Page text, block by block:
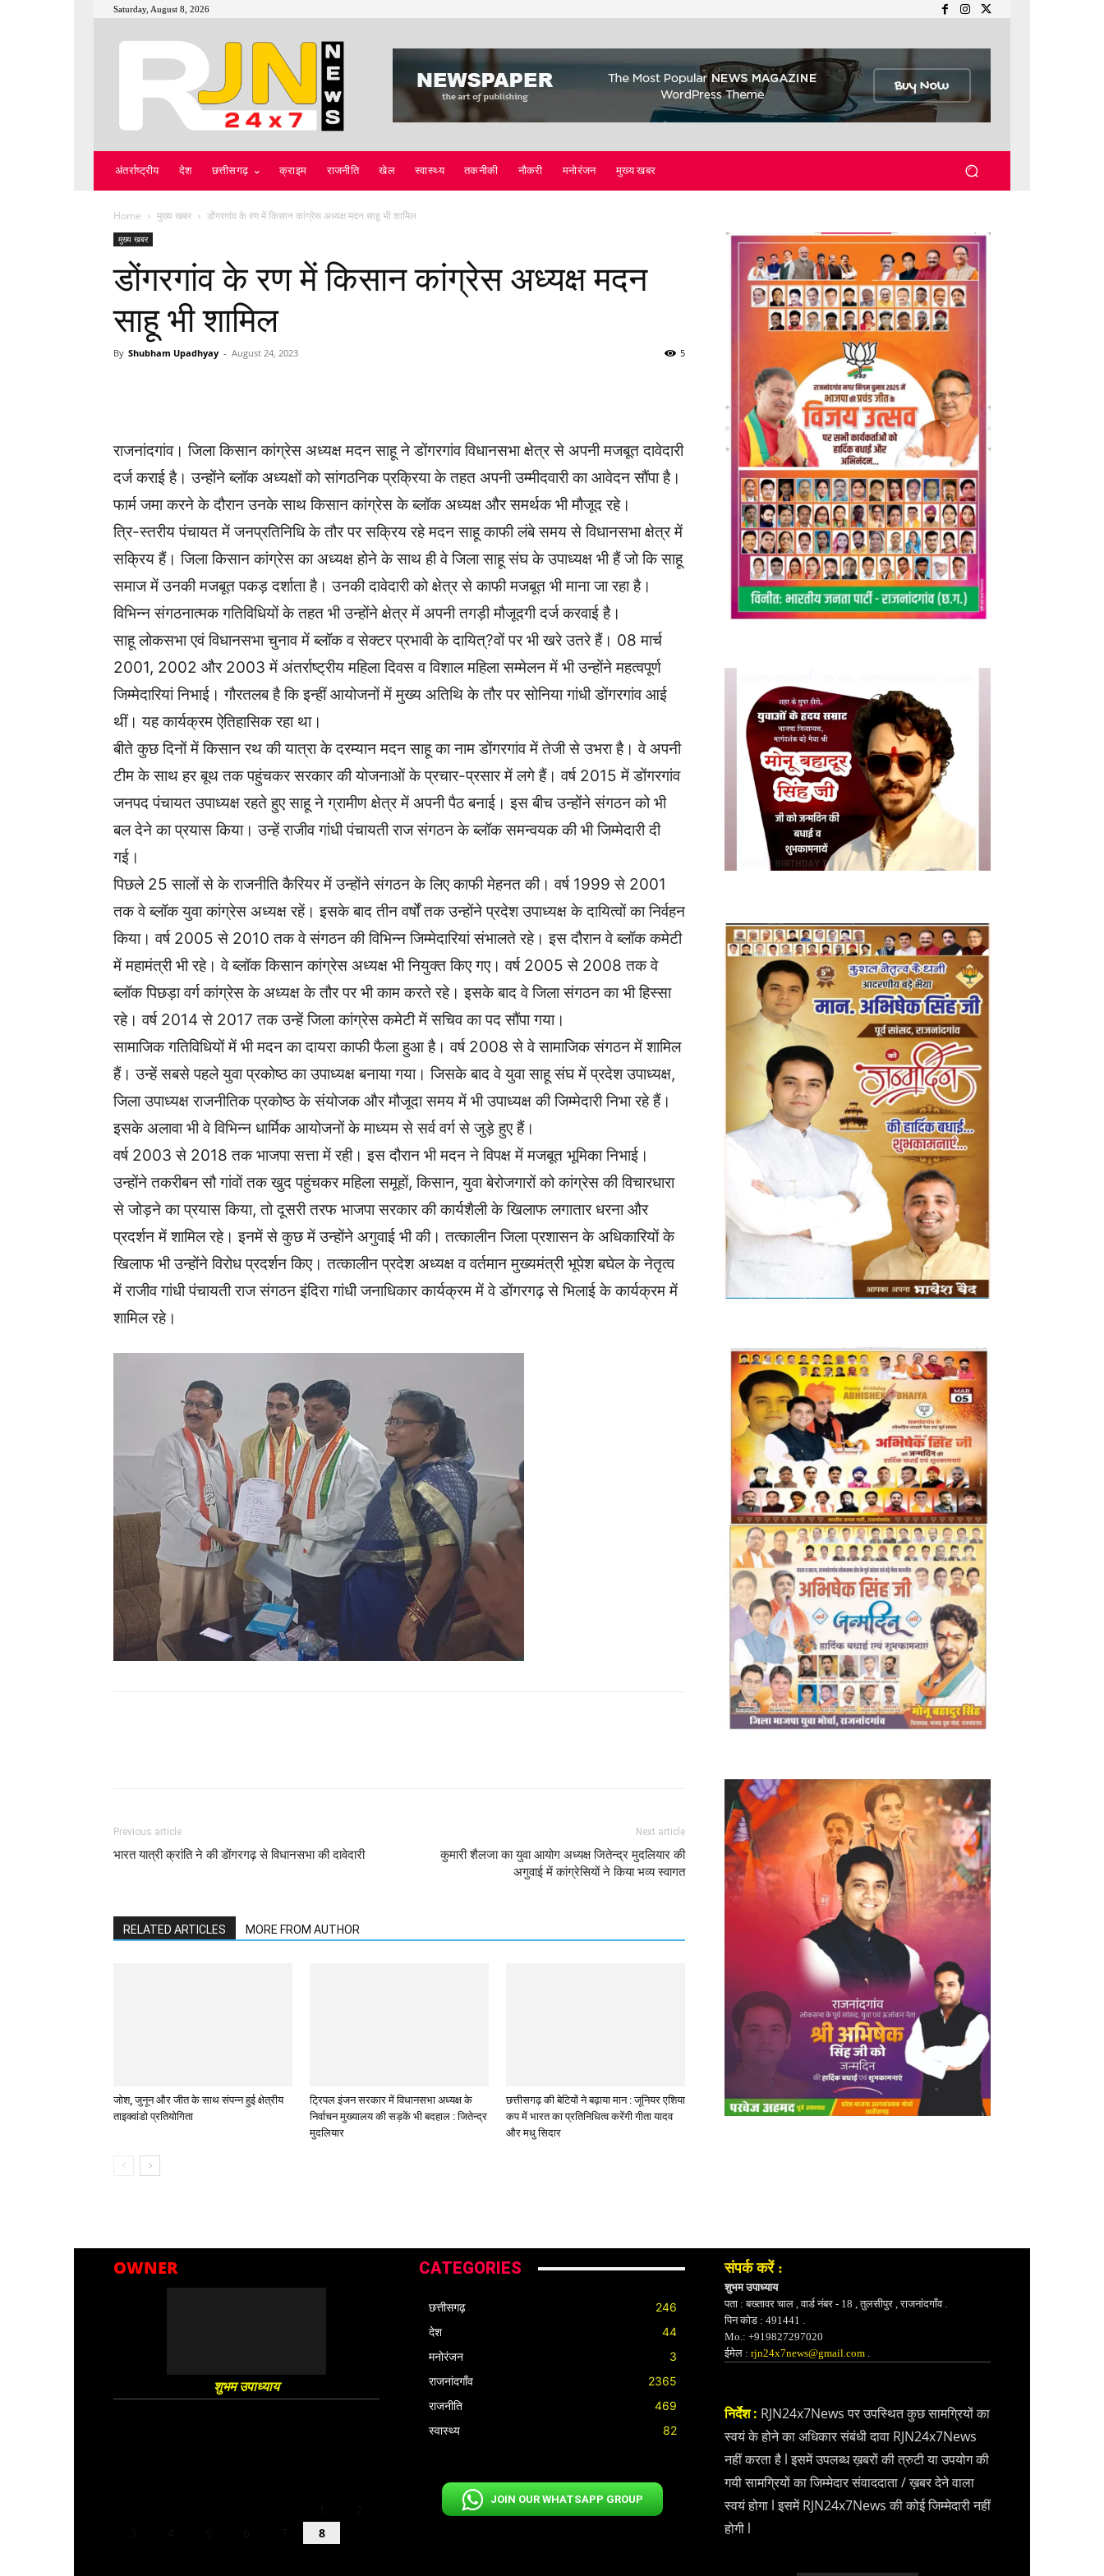
Saturday, August 8, 2026
अंतर्राष्ट्रीय देश छत्तीसगढ़ क्राइम राजनीति खेल स्वास्थ्य तकनीकी नौकरी मनोरंजन मुख्य खबर
Home मुख्य खबर डोंगरगांव के रण में किसान कांग्रेस अध्यक्ष मदन साहू भी शामिल
मुख्य खबर
डोंगरगांव के रण में किसान कांग्रेस अध्यक्ष मदन
साहू भी शामिल
By Shubham Upadhyay - August 24, 2023 5
राजनांदगांव। जिला किसान कांग्रेस अध्यक्ष मदन साहू ने डोंगरगांव विधानसभा क्षेत्र से अपनी मजबूत दावेदारी
दर्ज कराई है। उन्होंने ब्लॉक अध्यक्षों को सांगठनिक प्रक्रिया के तहत अपनी उम्मीदवारी का आवेदन सौंपा है।
फार्म जमा करने के दौरान उनके साथ किसान कांग्रेस के ब्लॉक अध्यक्ष और समर्थक भी मौजूद रहे।
त्रि-स्तरीय पंचायत में जनप्रतिनिधि के तौर पर सक्रिय रहे मदन साहू काफी लंबे समय से विधानसभा क्षेत्र में
सक्रिय हैं। जिला किसान कांग्रेस का अध्यक्ष होने के साथ ही वे जिला साहू संघ के उपाध्यक्ष भी हैं जो कि साहू
समाज में उनकी मजबूत पकड़ दर्शाता है। उनकी दावेदारी को क्षेत्र से काफी मजबूत भी माना जा रहा है।
विभिन्न संगठनात्मक गतिविधियों के तहत भी उन्होंने क्षेत्र में अपनी तगड़ी मौजूदगी दर्ज करवाई है।
साहू लोकसभा एवं विधानसभा चुनाव में ब्लॉक व सेक्टर प्रभावी के दायित्?वों पर भी खरे उतरे हैं। 08 मार्च
2001, 2002 और 2003 में अंतर्राष्ट्रीय महिला दिवस व विशाल महिला सम्मेलन में भी उन्होंने महत्वपूर्ण
जिम्मेदारियां निभाई। गौरतलब है कि इन्हीं आयोजनों में मुख्य अतिथि के तौर पर सोनिया गांधी डोंगरगांव आई
थीं। यह कार्यक्रम ऐतिहासिक रहा था।
बीते कुछ दिनों में किसान रथ की यात्रा के दरम्यान मदन साहू का नाम डोंगरगांव में तेजी से उभरा है। वे अपनी
टीम के साथ हर बूथ तक पहुंचकर सरकार की योजनाओं के प्रचार-प्रसार में लगे हैं। वर्ष 2015 में डोंगरगांव
जनपद पंचायत उपाध्यक्ष रहते हुए साहू ने ग्रामीण क्षेत्र में अपनी पैठ बनाई। इस बीच उन्होंने संगठन को भी
बल देने का प्रयास किया। उन्हें राजीव गांधी पंचायती राज संगठन के ब्लॉक समन्वयक की भी जिम्मेदारी दी
गई।
पिछले 25 सालों से के राजनीति कैरियर में उन्होंने संगठन के लिए काफी मेहनत की। वर्ष 1999 से 2001
तक वे ब्लॉक युवा कांग्रेस अध्यक्ष रहें। इसके बाद तीन वर्षों तक उन्होंने प्रदेश उपाध्यक्ष के दायित्वों का निर्वहन
किया। वर्ष 2005 से 2010 तक वे संगठन की विभिन्न जिम्मेदारियां संभालते रहे। इस दौरान वे ब्लॉक कमेटी
में महामंत्री भी रहे। वे ब्लॉक किसान कांग्रेस अध्यक्ष भी नियुक्त किए गए। वर्ष 2005 से 2008 तक वे
ब्लॉक पिछड़ा वर्ग कांग्रेस के अध्यक्ष के तौर पर भी काम करते रहे। इसके बाद वे जिला संगठन का भी हिस्सा
रहे। वर्ष 2014 से 2017 तक उन्हें जिला कांग्रेस कमेटी में सचिव का पद सौंपा गया।
सामाजिक गतिविधियों में भी मदन का दायरा काफी फैला हुआ है। वर्ष 2008 से वे सामाजिक संगठन में शामिल
हैं। उन्हें सबसे पहले युवा प्रकोष्ठ का उपाध्यक्ष बनाया गया। जिसके बाद वे युवा साहू संघ में प्रदेश उपाध्यक्ष,
जिला उपाध्यक्ष राजनीतिक प्रकोष्ठ के संयोजक और मौजूदा समय में भी उपाध्यक्ष की जिम्मेदारी निभा रहे हैं।
इसके अलावा भी वे विभिन्न धार्मिक आयोजनों के माध्यम से सर्व वर्ग से जुड़े हुए हैं।
वर्ष 2003 से 2018 तक भाजपा सत्ता में रही। इस दौरान भी मदन ने विपक्ष में मजबूत भूमिका निभाई।
उन्होंने तकरीबन सौ गांवों तक खुद पहुंचकर महिला समूहों, किसान, युवा बेरोजगारों को कांग्रेस की विचारधारा
से जोड़ने का प्रयास किया, तो दूसरी तरफ भाजपा सरकार की कार्यशैली के खिलाफ लगातार धरना और
प्रदर्शन में शामिल रहे। इनमें से कुछ में उन्होंने अगुवाई भी की। तत्कालीन जिला प्रशासन के अधिकारियों के
खिलाफ भी उन्होंने विरोध प्रदर्शन किए। तत्कालीन प्रदेश अध्यक्ष व वर्तमान मुख्यमंत्री भूपेश बघेल के नेतृत्व
में राजीव गांधी पंचायती राज संगठन इंदिरा गांधी जनाधिकार कार्यक्रम में वे डोंगरगढ़ से भिलाई के कार्यक्रम में
शामिल रहे।
Previous article
भारत यात्री क्रांति ने की डोंगरगढ़ से विधानसभा की दावेदारी
Next article
कुमारी शैलजा का युवा आयोग अध्यक्ष जितेन्द्र मुदलियार की
अगुवाई में कांग्रेसियों ने किया भव्य स्वागत
RELATED ARTICLES MORE FROM AUTHOR
जोश, जुनून और जीत के साथ संपन्न हुई क्षेत्रीय
ताइक्वांडो प्रतियोगिता
ट्रिपल इंजन सरकार में विधानसभा अध्यक्ष के
निर्वाचन मुख्यालय की सड़कें भी बदहाल : जितेन्द्र
मुदलियार
छत्तीसगढ़ की बेटियों ने बढ़ाया मान : जूनियर एशिया
कप में भारत का प्रतिनिधित्व करेंगी गीता यादव
और मधु सिदार
OWNER
शुभम उपाध्याय
8
CATEGORIES
छत्तीसगढ़
246
देश
44
मनोरंजन
3
राजनांदगाँव
2365
राजनीति
469
स्वास्थ्य
82
JOIN OUR WHATSAPP GROUP
संपर्क करें :
शुभम उपाध्याय
पता : बख्तावर चाल , वार्ड नंबर - 18 , तुलसीपुर , राजनांदगाँव .
पिन कोड : 491441 .
Mo.: +919827297020
ईमेल : rjn24x7news@gmail.com .
निर्देश : RJN24x7News पर उपस्थित कुछ सामग्रियों का
स्वयं के होने का अधिकार संबंधी दावा RJN24x7News
नहीं करता है l इसमें उपलब्ध ख़बरों की त्रुटी या उपयोग की
गयी सामग्रियों का जिम्मेदार संवाददाता / ख़बर देने वाला
स्वयं होगा l इसमें RJN24x7News की कोई जिम्मेदारी नहीं
होगी l